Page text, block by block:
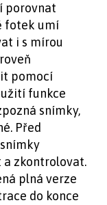
porovnat
fotek umí
i s mírou
pomocí
funkce
snímky,
Před
zkontrolovat.
plná verze
do konce